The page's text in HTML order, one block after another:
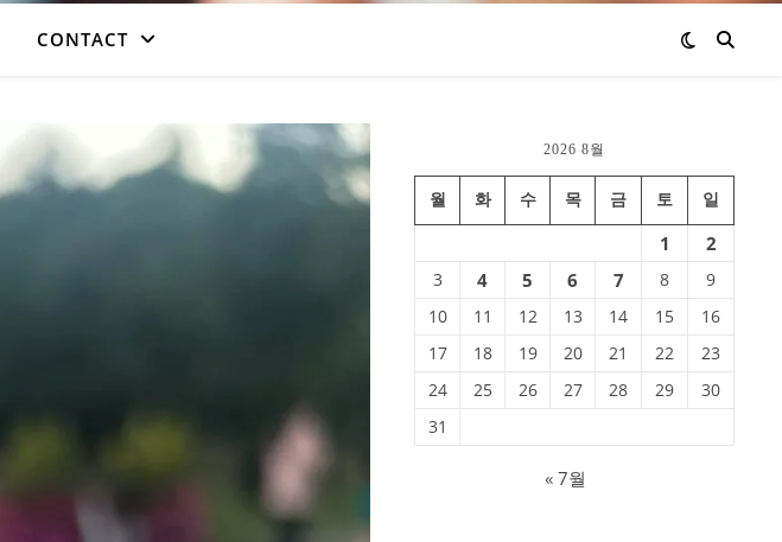
CONTACT
2026 8월
월 화 수 목 금 토 일
1 2
3 4 5 6 7 8
9
10
11 12 13 14 15
16
17
18 19 20 21 22
23
24
25 26 27 28 29
30
31
« 7월